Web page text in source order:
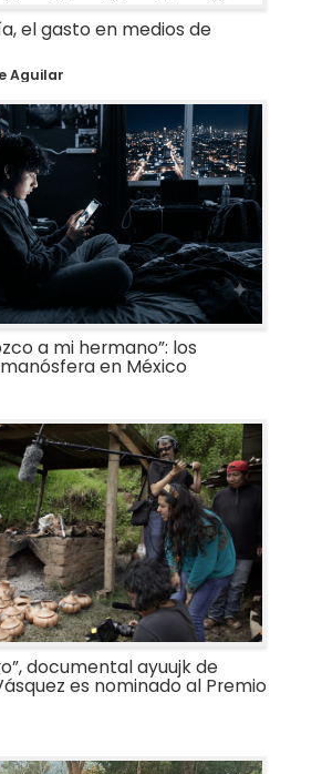
el gasto en medios de
Aguilar
a mi hermano”: los
en México
documental ayuujk de
es nominado al Premio